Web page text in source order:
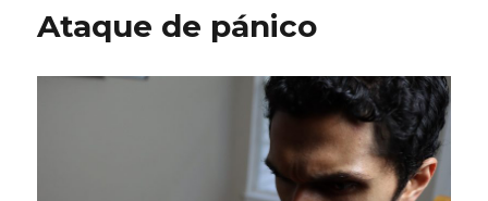
Ataque de pánico